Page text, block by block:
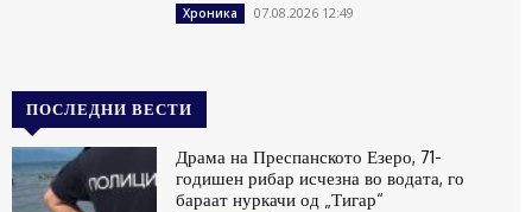
Хроника 07.08.2026 12:49
ПОСЛЕДНИ ВЕСТИ
Драма на Преспанското Езеро, 71-
годишен рибар исчезна во водата, го
бараат нуркачи од „Тигар“